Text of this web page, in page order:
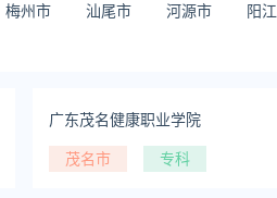
梅州市 汕尾市 河源市 阳
广东茂名健康职业学院
茂名市 专科